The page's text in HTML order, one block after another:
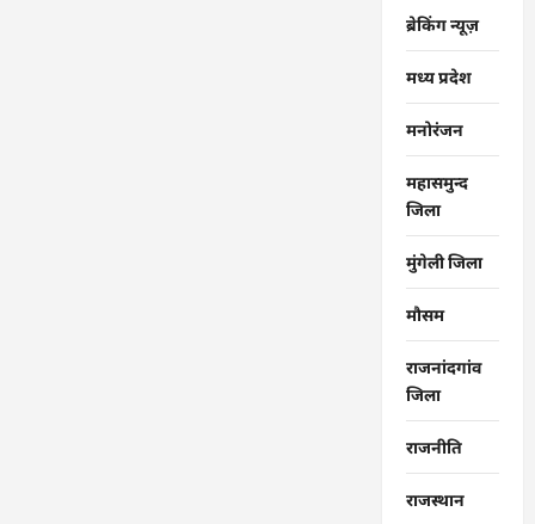
ब्रेकिंग न्यूज़
मध्य प्रदेश
मनोरंजन
महासमुन्द
जिला
मुंगेली जिला
मौसम
राजनांदगांव
जिला
राजनीति
राजस्थान